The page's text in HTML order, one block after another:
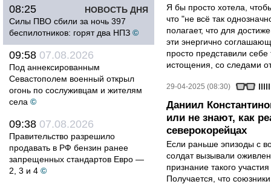
НОВОСТЬ ДНЯ
08:25
Силы ПВО сбили за ночь 397
беспилотников: горят два НПЗ ©
09:58 07.08.2026
Под аннексированным
Севастополем военный открыл
огонь по сослуживцам и жителям
села ©
09:38 07.08.2026
Правительство разрешило
продавать в РФ бензин ранее
запрещенных стандартов Евро —
2, 3 и 4 ©
Я бы просто хотела,
что "не всё так
полагает, что для
эти энергично
просто представили
истощения, со следами
29-04-2025 (08:30)
Даниил
или не знают, как
северокорейцах
Если раньше эпизоды с
солдат вызывали
признание такого
Получается, что